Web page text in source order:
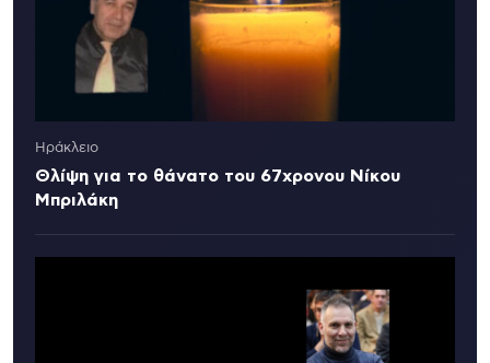
Ηράκλειο
Θλίψη για το θάνατο του 67χρονου Νίκου
Μπριλάκη